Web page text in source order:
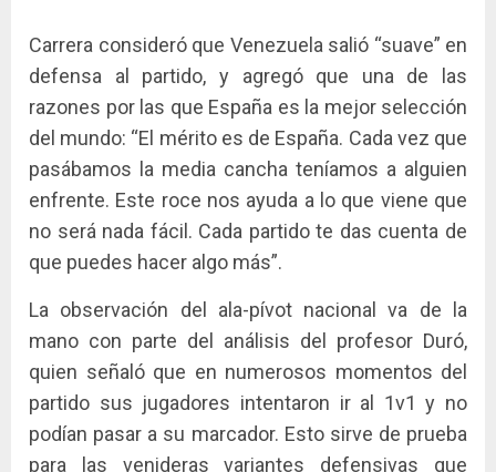
Carrera consideró que Venezuela salió “suave” en
defensa al partido, y agregó que una de las
razones por las que España es la mejor selección
del mundo: “El mérito es de España. Cada vez que
pasábamos la media cancha teníamos a alguien
enfrente. Este roce nos ayuda a lo que viene que
no será nada fácil. Cada partido te das cuenta de
que puedes hacer algo más”.
La observación del ala-pívot nacional va de la
mano con parte del análisis del profesor Duró,
quien señaló que en numerosos momentos del
partido sus jugadores intentaron ir al 1v1 y no
podían pasar a su marcador. Esto sirve de prueba
para las venideras variantes defensivas que